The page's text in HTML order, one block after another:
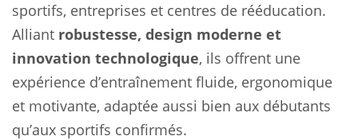
sportifs, entreprises et centres de rééducation.
Alliant robustesse, design moderne et
innovation technologique, ils offrent une
expérience d’entraînement fluide, ergonomique
et motivante, adaptée aussi bien aux débutants
qu’aux sportifs confirmés.